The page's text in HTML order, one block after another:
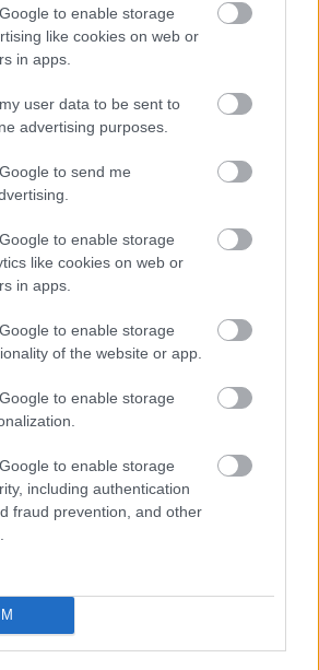
to enable storage
like cookies on web or
in apps.
user data to be sent to
advertising purposes.
to send me
to enable storage
like cookies on web or
in apps.
to enable storage
of the website or app.
to enable storage
to enable storage
including authentication
fraud prevention, and other
ideje, hogy a Shadow of the Erdtree
érkező Elden Ring DLC egy
fog majd játszódni, most viszont az
egy új fejlődési rendszer is
nem nyugodhatnak meg azok a
akik brutálisan felturbózták a
számítottak, hogy sokszázas
lesz ez a kiegészítő.
széria atyja, Hidetaka Miyazaki
adott interjújában elmondta, a
fejlődési rendszer mellett a DLC
egy teljesen új megoldás, ami
rendszerére hajaz.
a normál statjainkon túl is
sebzésünket, ez pedig gyakorlatilag
azt, hogy a Shadow of the Erdtree